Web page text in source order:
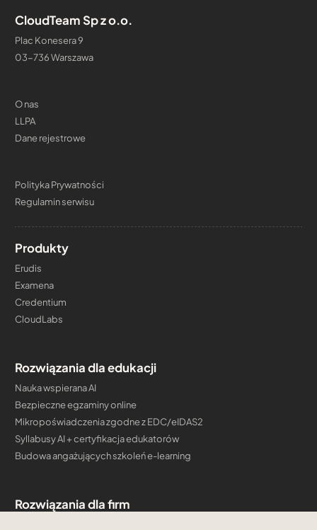
CloudTeam Sp z o.o.
Plac Konesera 9
03-736 Warszawa
O nas
LLPA
Dane rejestrowe
Polityka Prywatności
Regulamin serwisu
Produkty
Erudis
Examena
Credentium
CloudLabs
Rozwiązania dla edukacji
Nauka wspierana AI
Bezpieczne egzaminy online
Mikropoświadczenia zgodne z EDC/eIDAS2
Syllabusy AI + certyfikacja edukatorów
Budowa angażujących szkoleń e-learning
Rozwiązania dla firm